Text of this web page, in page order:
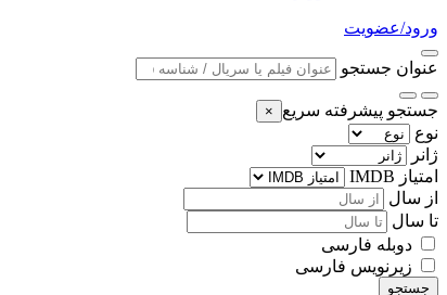
ورود/عضویت
عنوان جستجو
جستجو پیشرفته سریع ×
نوع
ژانر
امتیاز IMDB
از سال
تا سال
دوبله فارسی
زیرنویس فارسی
جستجو